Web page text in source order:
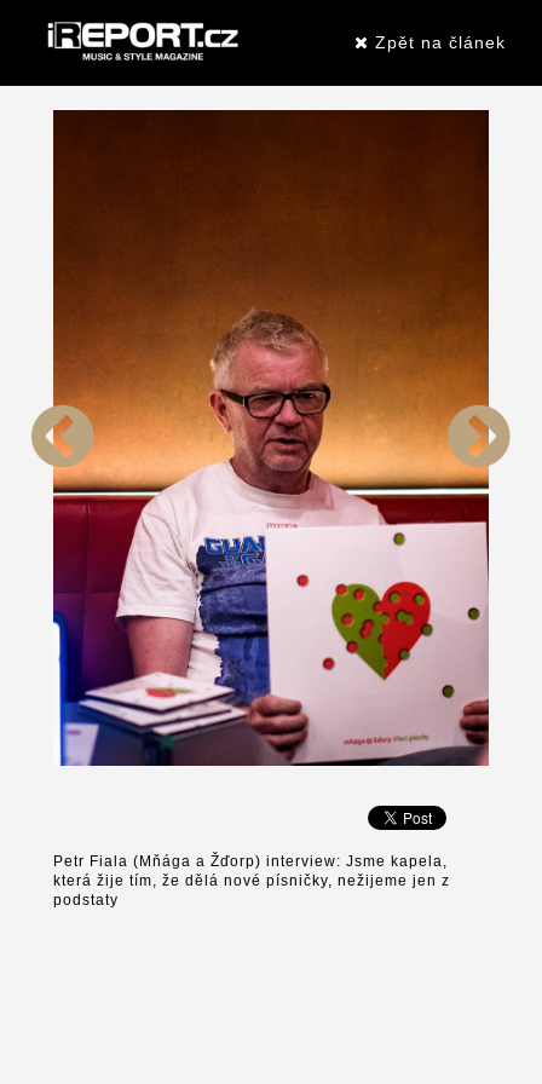
Zpět na článek
Petr Fiala (Mňága a Žďorp) interview: Jsme kapela,
která žije tím, že dělá nové písničky, nežijeme jen z
podstaty